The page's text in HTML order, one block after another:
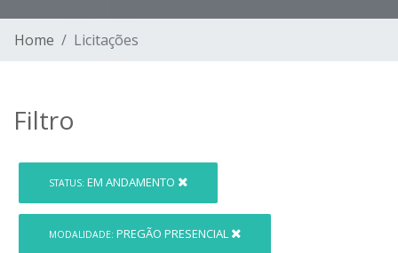
Home Licitações
Filtro
STATUS: EM ANDAMENTO
MODALIDADE: PREGÃO PRESENCIAL